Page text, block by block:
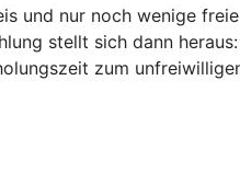
und nur noch wenige
stellt sich dann
zum